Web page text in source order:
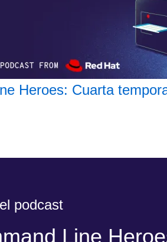
Heroes: Cuarta
podcast
Line